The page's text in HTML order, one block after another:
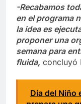
-Recabamos
en el programa
la idea es
proponer una
semana para
fluida, concluyó
Día del Niño